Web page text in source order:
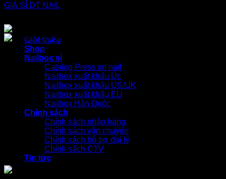
Giới thiệu
Shop
Nailbox sỉ
Catalog Press on nail
Nailbox xuất khẩu Úc
Nailbox xuất khẩu US/UK
Nailbox xuất khẩu EU
Nailbox Hàn Quốc
Chính sách
Chính sách nhập hàng
Chính sách vận chuyển
Chính sách hỗ trợ đại lý
Chính sách CTV
Tin tức